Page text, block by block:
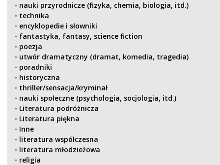
nauki przyrodnicze (fizyka, chemia, biologia, itd.)
technika
encyklopedie i słowniki
fantastyka, fantasy, science fiction
poezja
utwór dramatyczny (dramat, komedia, tragedia)
poradniki
historyczna
thriller/sensacja/kryminał
nauki społeczne (psychologia, socjologia, itd.)
Literatura podróżnicza
Literatura piękna
Inne
literatura współczesna
literatura młodzieżowa
religia